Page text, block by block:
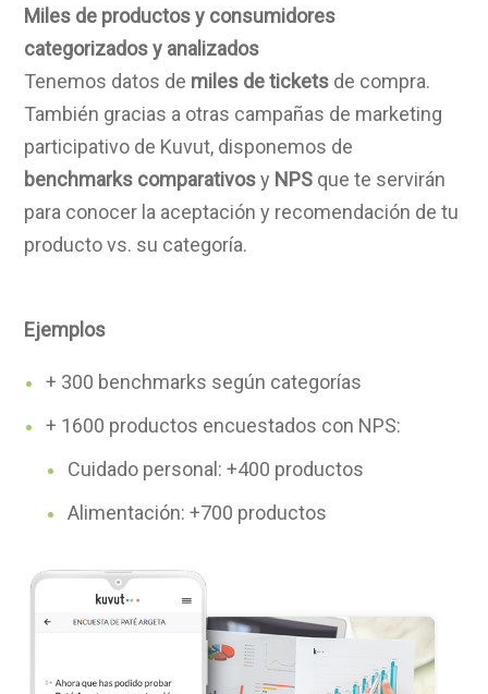
Miles de productos y consumidores
categorizados y analizados
Tenemos datos de miles de tickets de compra.
También gracias a otras campañas de marketing
participativo de Kuvut, disponemos de
benchmarks comparativosy NPS que te servirán
para conocer la aceptación y recomendación de tu
producto vs. su categoría.
Ejemplos
+ 300 benchmarks según categorías
+ 1600 productos encuestados con NPS:
Cuidado personal: +400 productos
Alimentación: +700 productos